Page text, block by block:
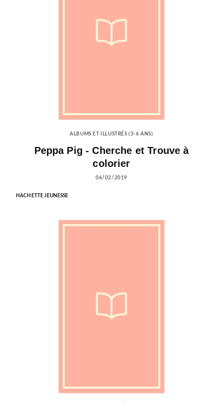
ALBUMS ET ILLUSTRÉS (3-6 ANS)
Peppa Pig - Cherche et Trouve à
colorier
06/02/2019
HACHETTE JEUNESSE